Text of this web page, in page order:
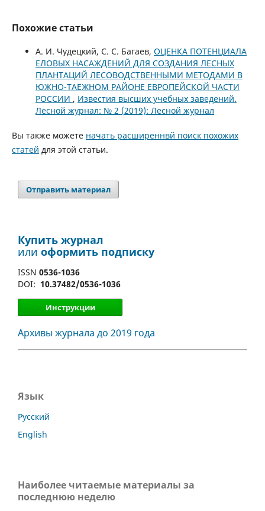
Похожие статьи
А. И. Чудецкий, С. С. Багаев, ОЦЕНКА ПОТЕНЦИАЛА
ЕЛОВЫХ НАСАЖДЕНИЙ ДЛЯ СОЗДАНИЯ ЛЕСНЫХ
ПЛАНТАЦИЙ ЛЕСОВОДСТВЕННЫМИ МЕТОДАМИ В
ЮЖНО-ТАЕЖНОМ РАЙОНЕ ЕВРОПЕЙСКОЙ ЧАСТИ
РОССИИ , Известия высших учебных заведений.
Лесной журнал: № 2 (2019): Лесной журнал
Вы также можете начать расширеннвй поиск похожих
статей для этой статьи.
Отправить материал
Купить журнал
или оформить подписку
ISSN 0536-1036
DOI: 10.37482/0536-1036
Инструкции
Архивы журнала до 2019 года
Язык
Русский
English
Наиболее читаемые материалы за
последнюю неделю